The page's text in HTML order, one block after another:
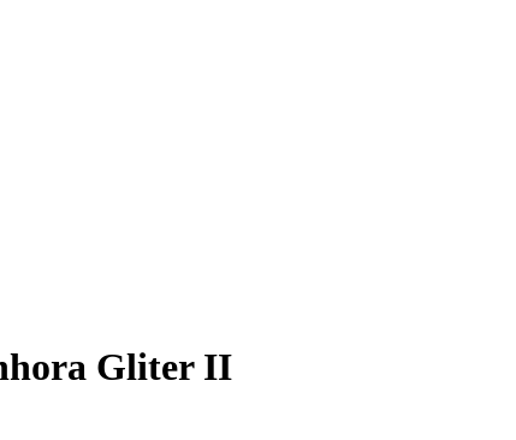
Gliter II